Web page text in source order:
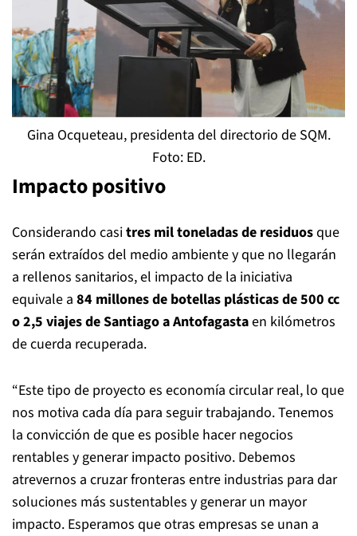
Gina Ocqueteau, presidenta del directorio de SQM.
Foto: ED.
Impacto positivo
Considerando casitres mil toneladas de residuosque
serán extraídos del medio ambiente y que no llegarán
a rellenos sanitarios, el impacto de la iniciativa
equivale a 84 millones de botellas plásticas de 500 cc
o 2,5 viajes de Santiago a Antofagastaen kilómetros
de cuerda recuperada.
“Este tipo de proyecto es economía circular real, lo que
nos motiva cada día para seguir trabajando. Tenemos
la convicción de que es posible hacer negocios
rentables y generar impacto positivo. Debemos
atrevernos a cruzar fronteras entre industrias para dar
soluciones más sustentables y generar un mayor
impacto. Esperamos que otras empresas se unan a